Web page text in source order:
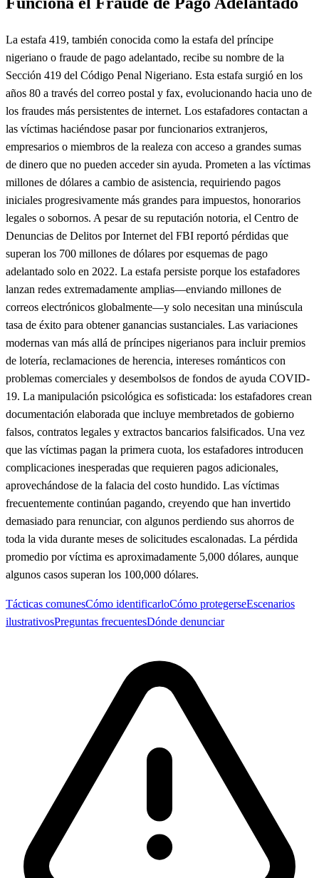
La estafa 419, también conocida como la estafa del príncipe
nigeriano o fraude de pago adelantado, recibe su nombre de la
Sección 419 del Código Penal Nigeriano. Esta estafa surgió en los
años 80 a través del correo postal y fax, evolucionando hacia uno de
los fraudes más persistentes de internet. Los estafadores contactan a
las víctimas haciéndose pasar por funcionarios extranjeros,
empresarios o miembros de la realeza con acceso a grandes sumas
de dinero que no pueden acceder sin ayuda. Prometen a las víctimas
millones de dólares a cambio de asistencia, requiriendo pagos
iniciales progresivamente más grandes para impuestos, honorarios
legales o sobornos. A pesar de su reputación notoria, el Centro de
Denuncias de Delitos por Internet del FBI reportó pérdidas que
superan los 700 millones de dólares por esquemas de pago
adelantado solo en 2022. La estafa persiste porque los estafadores
lanzan redes extremadamente amplias—enviando millones de
correos electrónicos globalmente—y solo necesitan una minúscula
tasa de éxito para obtener ganancias sustanciales. Las variaciones
modernas van más allá de príncipes nigerianos para incluir premios
de lotería, reclamaciones de herencia, intereses románticos con
problemas comerciales y desembolsos de fondos de ayuda COVID-
19. La manipulación psicológica es sofisticada: los estafadores crean
documentación elaborada que incluye membretados de gobierno
falsos, contratos legales y extractos bancarios falsificados. Una vez
que las víctimas pagan la primera cuota, los estafadores introducen
complicaciones inesperadas que requieren pagos adicionales,
aprovechándose de la falacia del costo hundido. Las víctimas
frecuentemente continúan pagando, creyendo que han invertido
demasiado para renunciar, con algunos perdiendo sus ahorros de
toda la vida durante meses de solicitudes escalonadas. La pérdida
promedio por víctima es aproximadamente 5,000 dólares, aunque
algunos casos superan los 100,000 dólares.
Tácticas comunesCómo identificarloCómo protegerseEscenarios
ilustrativosPreguntas frecuentesDónde denunciar